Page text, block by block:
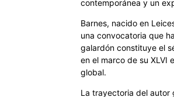
contemporánea y un
Barnes, nacido en
una convocatoria que
galardón constituye el
en el marco de su XLVI
global.
La trayectoria del autor